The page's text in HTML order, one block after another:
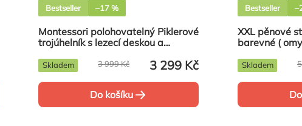
Bestseller –17 %
Montessori polohovatelný Piklerové
trojúhelník s lezecí deskou a
3 299 Kč
3 999 Kč
Skladem
Do košíku
Bestseller
XXL pěnové
barevné (
Skladem